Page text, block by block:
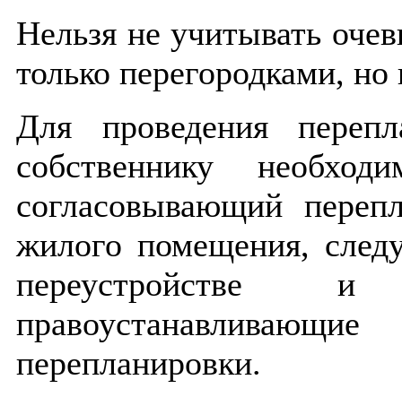
Нельзя не учитывать
только перегородками,
Для проведения
собственнику
согласовывающий
жилого помещения,
переустройстве
перепланировки.